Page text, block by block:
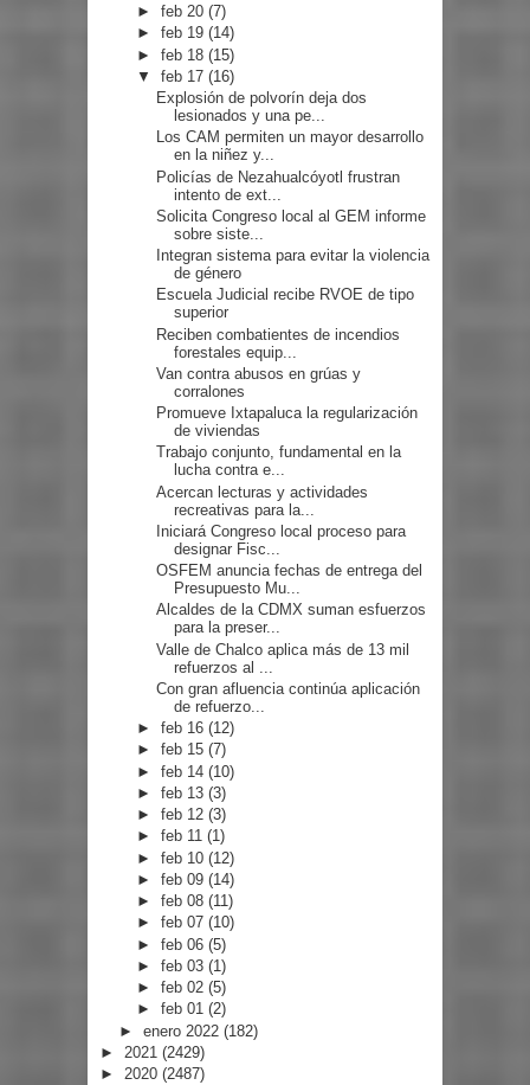
►feb 20(7)
►feb 19(14)
►feb 18(15)
▼feb 17(16)
Explosión de polvorín deja dos
lesionados y una pe...
Los CAM permiten un mayor desarrollo
en la niñez y...
Policías de Nezahualcóyotl frustran
intento de ext...
Solicita Congreso local al GEM informe
sobre siste...
Integran sistema para evitar la violencia
de género
Escuela Judicial recibe RVOE de tipo
superior
Reciben combatientes de incendios
forestales equip...
Van contra abusos en grúas y
corralones
Promueve Ixtapaluca la regularización
de viviendas
Trabajo conjunto, fundamental en la
lucha contra e...
Acercan lecturas y actividades
recreativas para la...
Iniciará Congreso local proceso para
designar Fisc...
OSFEM anuncia fechas de entrega del
Presupuesto Mu...
Alcaldes de la CDMX suman esfuerzos
para la preser...
Valle de Chalco aplica más de 13 mil
refuerzos al ...
Con gran afluencia continúa aplicación
de refuerzo...
►feb 16(12)
►feb 15(7)
►feb 14(10)
►feb 13(3)
►feb 12(3)
►feb 11(1)
►feb 10(12)
►feb 09(14)
►feb 08(11)
►feb 07(10)
►feb 06(5)
►feb 03(1)
►feb 02(5)
►feb 01(2)
► enero 2022 (182)
► 2021 (2429)
► 2020 (2487)